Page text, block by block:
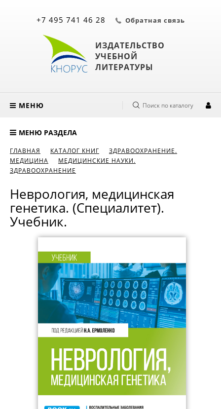
ИЗДАТЕЛЬСТВО
УЧЕБНОЙ
ЛИТЕРАТУРЫ
+7 495 741 46 28 Обратная связь
МЕНЮ Поиск по каталогу
МЕНЮ РАЗДЕЛА
ГЛАВНАЯ КАТАЛОГ КНИГ
ЗДРАВООХРАНЕНИЕ.
МЕДИЦИНА
МЕДИЦИНСКИЕ НАУКИ.
ЗДРАВООХРАНЕНИЕ
Неврология, медицинская
генетика. (Специалитет).
Учебник.